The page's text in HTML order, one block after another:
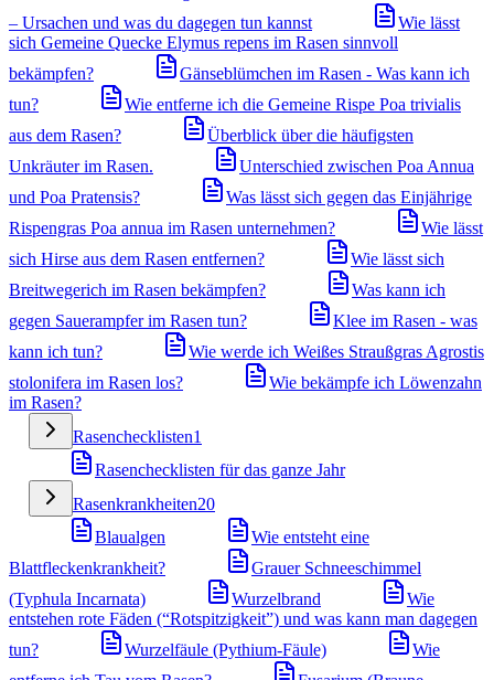
– Ursachen und was du dagegen tun kannst
Wie lässt
sich Gemeine Quecke Elymus repens im Rasen sinnvoll
bekämpfen?
Gänseblümchen im Rasen - Was kann ich
tun?
Wie entferne ich die Gemeine Rispe Poa trivialis
aus dem Rasen?
Überblick über die häufigsten
Unkräuter im Rasen.
Unterschied zwischen Poa Annua
und Poa Pratensis?
Was lässt sich gegen das Einjährige
Rispengras Poa annua im Rasen unternehmen?
Wie lässt
sich Hirse aus dem Rasen entfernen?
Wie lässt sich
Breitwegerich im Rasen bekämpfen?
Was kann ich
gegen Sauerampfer im Rasen tun?
Klee im Rasen - was
kann ich tun?
Wie werde ich Weißes Straußgras Agrostis
stolonifera im Rasen los?
Wie bekämpfe ich Löwenzahn
im Rasen?
Rasenchecklisten1
Rasenchecklisten für das ganze Jahr
Rasenkrankheiten20
Blaualgen
Wie entsteht eine
Blattfleckenkrankheit?
Grauer Schneeschimmel
(Typhula Incarnata)
Wurzelbrand
Wie
entstehen rote Fäden (“Rotspitzigkeit”) und was kann man dagegen
tun?
Wurzelfäule (Pythium-Fäule)
Wie